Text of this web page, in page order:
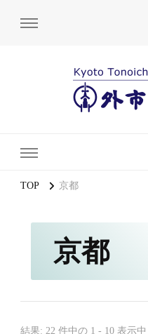
TOP 京都
京都
結果: 22 件中の 1 - 10 表示中